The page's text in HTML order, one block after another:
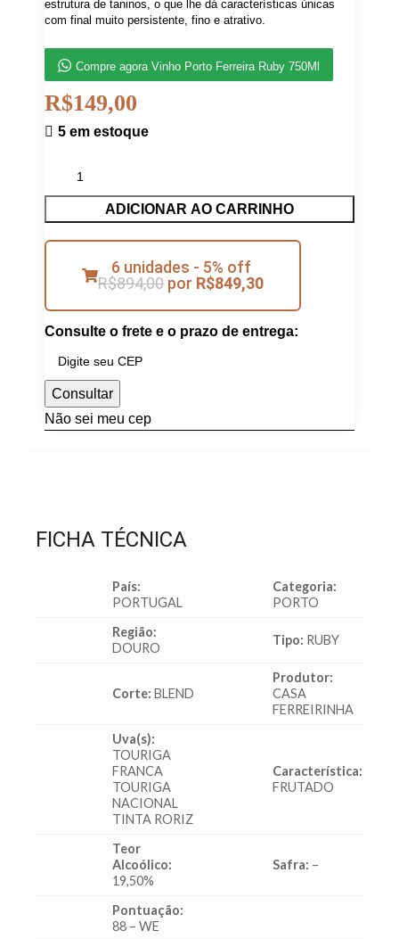
estrutura de taninos, o que lhe dá características únicas
com final muito persistente, fino e atrativo.
Compre agora Vinho Porto Ferreira Ruby 750Ml
R$149,00
5 em estoque
ADICIONAR AO CARRINHO
6 unidades - 5% off
R$894,00 por R$849,30
Consulte o frete e o prazo de entrega:
Consultar
Não sei meu cep
FICHA TÉCNICA
País:
PORTUGAL
Categoria:
PORTO
Região:
DOURO
Tipo: RUBY
Corte: BLEND
Produtor:
CASA
FERREIRINHA
Uva(s):
TOURIGA
FRANCA
TOURIGA
NACIONAL
TINTA RORIZ
Característica:
FRUTADO
Teor
Alcoólico:
19,50%
Safra: –
Pontuação:
88 – WE